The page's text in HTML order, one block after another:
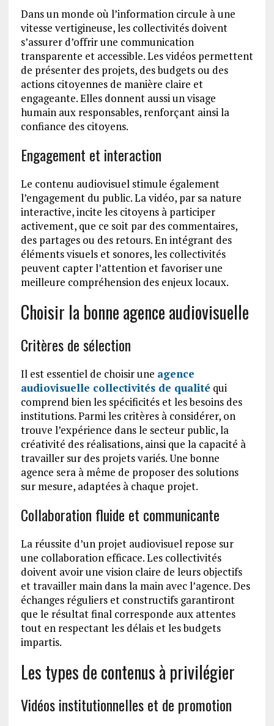
Dans un monde où l’information circule à une
vitesse vertigineuse, les collectivités doivent
s’assurer d’offrir une communication
transparente et accessible. Les vidéos permettent
de présenter des projets, des budgets ou des
actions citoyennes de manière claire et
engageante. Elles donnent aussi un visage
humain aux responsables, renforçant ainsi la
confiance des citoyens.
Engagement et interaction
Le contenu audiovisuel stimule également
l’engagement du public. La vidéo, par sa nature
interactive, incite les citoyens à participer
activement, que ce soit par des commentaires,
des partages ou des retours. En intégrant des
éléments visuels et sonores, les collectivités
peuvent capter l’attention et favoriser une
meilleure compréhension des enjeux locaux.
Choisir la bonne agence audiovisuelle
Critères de sélection
Il est essentiel de choisir une agence
audiovisuelle collectivités de qualitéqui
comprend bien les spécificités et les besoins des
institutions. Parmi les critères à considérer, on
trouve l’expérience dans le secteur public, la
créativité des réalisations, ainsi que la capacité à
travailler sur des projets variés. Une bonne
agence sera à même de proposer des solutions
sur mesure, adaptées à chaque projet.
Collaboration fluide et communicante
La réussite d’un projet audiovisuel repose sur
une collaboration efficace. Les collectivités
doivent avoir une vision claire de leurs objectifs
et travailler main dans la main avec l’agence. Des
échanges réguliers et constructifs garantiront
que le résultat final corresponde aux attentes
tout en respectant les délais et les budgets
impartis.
Les types de contenus à privilégier
Vidéos institutionnelles et de promotion